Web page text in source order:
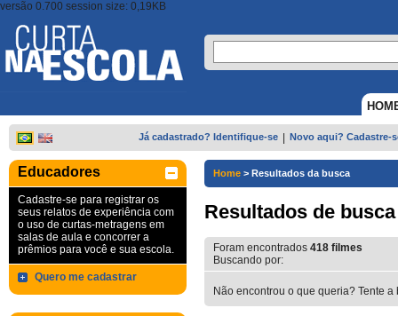
versão 0.700 session size: 0,19KB
Já cadastrado? Identifique-se Novo aqui? Cadastre-
Educadores
Cadastre-se para registrar os
seus relatos de experiência com
o uso de curtas-metragens em
salas de aula e concorrer a
prêmios para você e sua escola.
Quero me cadastrar
Home > Resultados da busca
Resultados de busca
Foram encontrados 418 filmes
Buscando por:
Não encontrou o que queria? Tente